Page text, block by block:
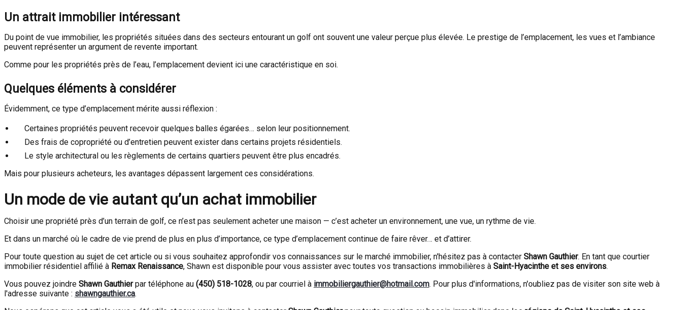
Un attrait immobilier intéressant
Du point de vue immobilier, les propriétés situées dans des secteurs entourant un golf ont souvent une valeur perçue plus élevée. Le prestige de l’emplacement, les vues et l’ambiance
peuvent représenter un argument de revente important.
Comme pour les propriétés près de l’eau, l’emplacement devient ici une caractéristique en soi.
Quelques éléments à considérer
Évidemment, ce type d’emplacement mérite aussi réflexion :
Certaines propriétés peuvent recevoir quelques balles égarées… selon leur positionnement.
Des frais de copropriété ou d’entretien peuvent exister dans certains projets résidentiels.
Le style architectural ou les règlements de certains quartiers peuvent être plus encadrés.
Mais pour plusieurs acheteurs, les avantages dépassent largement ces considérations.
Un mode de vie autant qu’un achat immobilier
Choisir une propriété près d’un terrain de golf, ce n’est pas seulement acheter une maison — c’est acheter un environnement, une vue, un rythme de vie.
Et dans un marché où le cadre de vie prend de plus en plus d’importance, ce type d’emplacement continue de faire rêver… et d’attirer.
Pour toute question au sujet de cet article ou si vous souhaitez approfondir vos connaissances sur le marché immobilier, n'hésitez pas à contacter Shawn Gauthier. En tant que courtier
immobilier résidentiel affilié à Remax Renaissance, Shawn est disponible pour vous assister avec toutes vos transactions immobilières à Saint-Hyacinthe et ses environs.
Vous pouvez joindre Shawn Gauthierpar téléphone au (450) 518-1028, ou par courriel à immobiliergauthier@hotmail.com. Pour plus d'informations, n'oubliez pas de visiter son site web à
l'adresse suivante : shawngauthier.ca.